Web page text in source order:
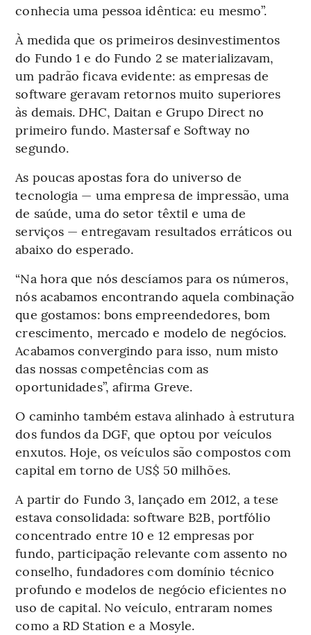
conhecia uma pessoa idêntica: eu mesmo”.
À medida que os primeiros desinvestimentos
do Fundo 1 e do Fundo 2 se materializavam,
um padrão ficava evidente: as empresas de
software geravam retornos muito superiores
às demais. DHC, Daitan e Grupo Direct no
primeiro fundo. Mastersaf e Softway no
segundo.
As poucas apostas fora do universo de
tecnologia — uma empresa de impressão, uma
de saúde, uma do setor têxtil e uma de
serviços — entregavam resultados erráticos ou
abaixo do esperado.
“Na hora que nós descíamos para os números,
nós acabamos encontrando aquela combinação
que gostamos: bons empreendedores, bom
crescimento, mercado e modelo de negócios.
Acabamos convergindo para isso, num misto
das nossas competências com as
oportunidades”, afirma Greve.
O caminho também estava alinhado à estrutura
dos fundos da DGF, que optou por veículos
enxutos. Hoje, os veículos são compostos com
capital em torno de US$ 50 milhões.
A partir do Fundo 3, lançado em 2012, a tese
estava consolidada: software B2B, portfólio
concentrado entre 10 e 12 empresas por
fundo, participação relevante com assento no
conselho, fundadores com domínio técnico
profundo e modelos de negócio eficientes no
uso de capital. No veículo, entraram nomes
como a RD Station e a Mosyle.